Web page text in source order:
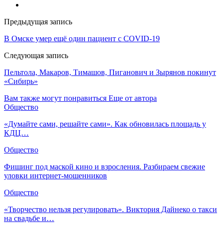
Предыдущая запись
В Омске умер ещё один пациент с COVID-19
Следующая запись
Пельтола, Макаров, Тимашов, Пиганович и Зырянов покинут
«Сибирь»
Вам также могут понравиться Еще от автора
Общество
«Думайте сами, решайте сами». Как обновилась площадь у
КДЦ…
Общество
Фишинг под маской кино и взросления. Разбираем свежие
уловки интернет-мошенников
Общество
«Творчество нельзя регулировать». Виктория Дайнеко о такси
на свадьбе и…